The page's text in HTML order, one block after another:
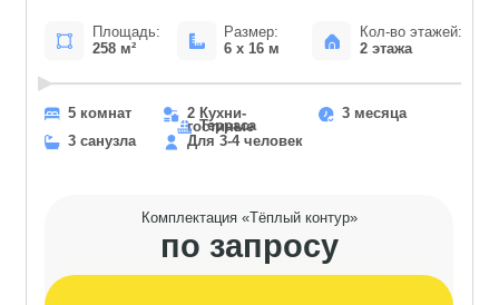
по запросу
Оставить заявку на проект
«Хай-Тек 258 м2»
Что входит в стоимость
каркасного дома
«Хай-Тек 258 м2»